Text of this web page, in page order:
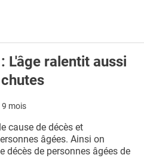
L'âge ralentit aussi
9 mois
cause de décès et
âgées. Ainsi on
décès de personnes âgées de